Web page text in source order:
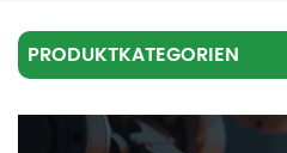
PRODUKTKATEGORIEN